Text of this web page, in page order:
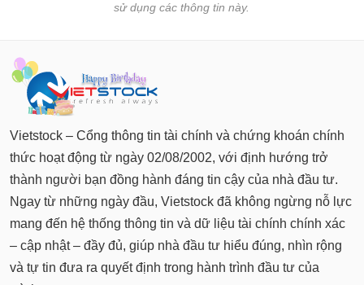
sử dụng các thông tin này.
Vietstock – Cổng thông tin tài chính và chứng khoán chính
thức hoạt động từ ngày 02/08/2002, với định hướng trở
thành người bạn đồng hành đáng tin cậy của nhà đầu tư.
Ngay từ những ngày đầu, Vietstock đã không ngừng nỗ lực
mang đến hệ thống thông tin và dữ liệu tài chính chính xác
– cập nhật – đầy đủ, giúp nhà đầu tư hiểu đúng, nhìn rộng
và tự tin đưa ra quyết định trong hành trình đầu tư của